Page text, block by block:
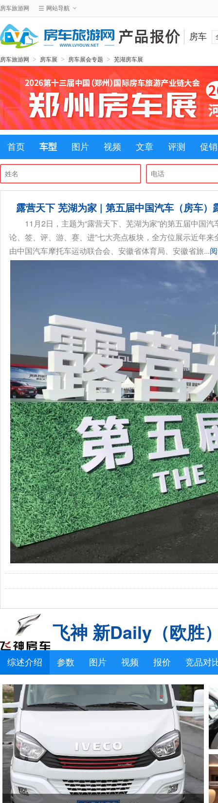
房车旅游网 网站导航
房车
房车旅游网 > 房车展 > 房车展会专题 > 芜湖房车展
首页 车型 图片 视频 文章 评测 促销
露营天下 芜湖为家 | 第五届中国汽车（房车）
11月2日，主题为“露营天下、芜湖为家”的第五届中国
论、签、评、游、赛、进”七大亮点板块，全方位展示近年
由中国汽车摩托车运动联合会、安徽省体育局、安徽省旅...
飞神 新Daily（欧胜
综述介绍 参数 图片 视频 报价 竞品对